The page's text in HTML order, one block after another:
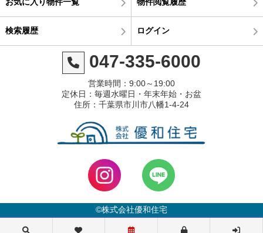
検索履歴 ログイン
047-335-6000
営業時間：9:00～19:00
定休日：毎週水曜日・年末年始・お盆
住所：千葉県市川市八幡1-4-24
©株式会社優和住宅